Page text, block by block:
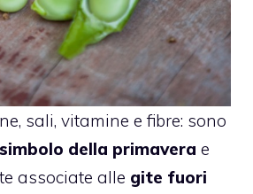
sali, vitamine e fibre: sono
della primavera e
associate alle gite fuori